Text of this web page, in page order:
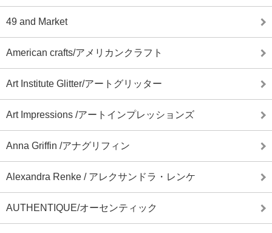
49 and Market
American crafts/アメリカンクラフト
Art Institute Glitter/アートグリッター
Art Impressions /アートインプレッションズ
Anna Griffin /アナグリフィン
Alexandra Renke / アレクサンドラ・レンケ
AUTHENTIQUE/オーセンティック